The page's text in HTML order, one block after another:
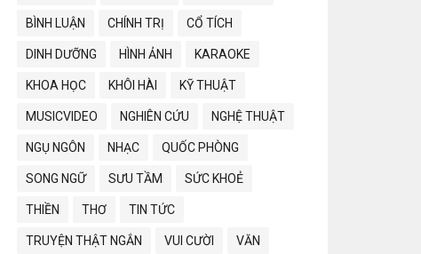
BÌNH LUẬN CHÍNH TRỊ CỔ TÍCH
DINH DƯỠNG HÌNH ẢNH KARAOKE
KHOA HỌC KHÔI HÀI KỸ THUẬT
MUSICVIDEO NGHIÊN CỨU NGHỆ THUẬT
NGỤ NGÔN NHẠC QUỐC PHÒNG
SONG NGỮ SƯU TẦM SỨC KHOẺ
THIỀN THƠ TIN TỨC
TRUYỆN THẬT NGẮN VUI CƯỜI VĂN